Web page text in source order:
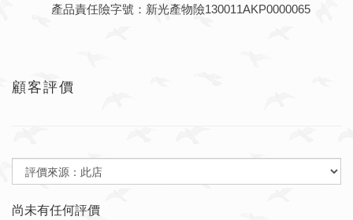
產品責任險字號：新光產物險130011AKP0000065
顧客評價
尚未有任何評價